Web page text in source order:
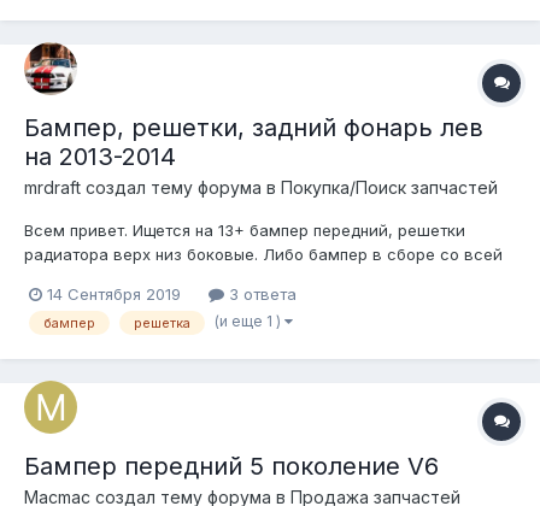
Бампер, решетки, задний фонарь лев
на 2013-2014
mrdraft создал тему форума в Покупка/Поиск запчастей
Всем привет. Ищется на 13+ бампер передний, решетки
радиатора верх низ боковые. Либо бампер в сборе со всей
признателен за наводку.
14 Сентября 2019 3 ответа
бампер решетка (и еще 1 )
Бампер передний 5 поколение V6
Macmac создал тему форума в Продажа запчастей